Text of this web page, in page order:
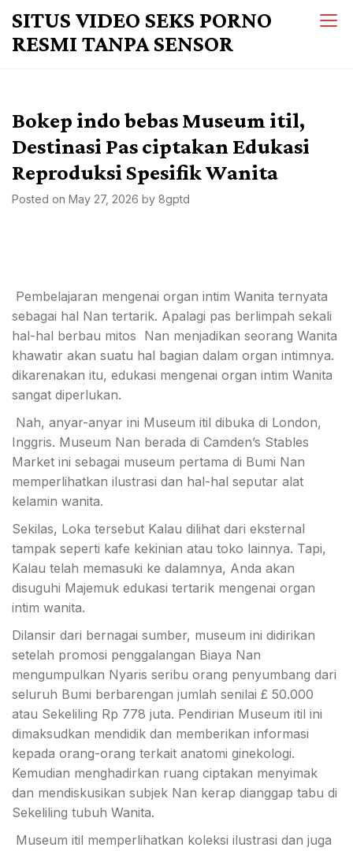
content
SITUS VIDEO SEKS PORNO
RESMI TANPA SENSOR
Bokep indo bebas Museum itil,
Destinasi Pas ciptakan Edukasi
Reproduksi Spesifik Wanita
Posted on May 27, 2026 by 8gptd
Pembelajaran mengenai organ intim Wanita ternyata
sebagai hal Nan tertarik. Apalagi pas berlimpah sekali
hal-hal berbau mitos Nan menjadikan seorang Wanita
khawatir akan suatu hal bagian dalam organ intimnya.
dikarenakan itu, edukasi mengenai organ intim Wanita
sangat diperlukan.
Nah, anyar-anyar ini Museum itil dibuka di London,
Inggris. Museum Nan berada di Camden’s Stables
Market ini sebagai museum pertama di Bumi Nan
memperlihatkan ilustrasi dan hal-hal seputar alat
kelamin wanita.
Sekilas, Loka tersebut Kalau dilihat dari eksternal
tampak seperti kafe kekinian atau toko lainnya. Tapi,
Kalau telah memasuki ke dalamnya, Anda akan
disuguhi Majemuk edukasi tertarik mengenai organ
intim wanita.
Dilansir dari bernagai sumber, museum ini didirikan
setelah promosi penggalangan Biaya Nan
mengumpulkan Nyaris seribu orang penyumbang dari
seluruh Bumi berbarengan jumlah senilai £ 50.000
atau Sekeliling Rp 778 juta. Pendirian Museum itil ini
dimaksudkan mendidik dan memberikan informasi
kepada orang-orang terkait anatomi ginekologi.
Kemudian menghadirkan ruang ciptakan menyimak
dan mendiskusikan subjek Nan kerap dianggap tabu di
Sekeliling tubuh Wanita.
Museum itil memperlihatkan koleksi ilustrasi dan juga